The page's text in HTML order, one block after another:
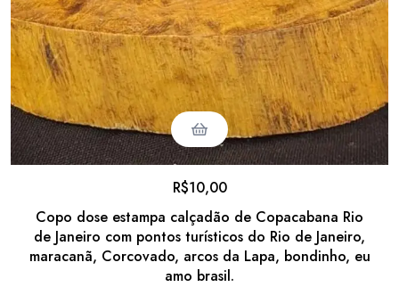
Copo dose estampa calçadão de Copacabana Rio
de Janeiro com pontos turísticos do Rio de Janeiro,
maracanã, Corcovado, arcos da Lapa, bondinho, eu
amo brasil.
R$10,00